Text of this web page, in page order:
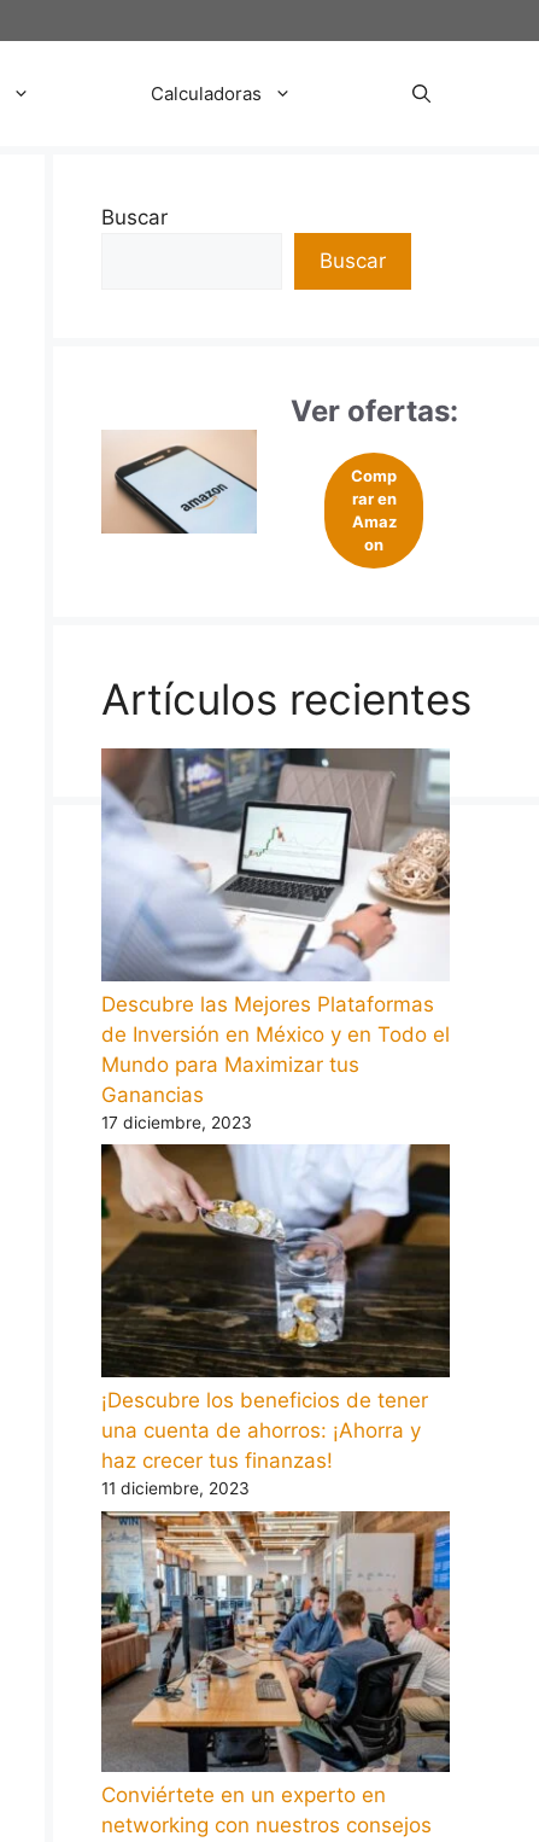
Calculadoras
Buscar
Buscar
Ver ofertas:
Comp
rar en
Amaz
on
Artículos recientes
Descubre las Mejores Plataformas
de Inversión en México y en Todo el
Mundo para Maximizar tus
Ganancias
17 diciembre, 2023
¡Descubre los beneficios de tener
una cuenta de ahorros: ¡Ahorra y
haz crecer tus finanzas!
11 diciembre, 2023
Conviértete en un experto en
networking con nuestros consejos